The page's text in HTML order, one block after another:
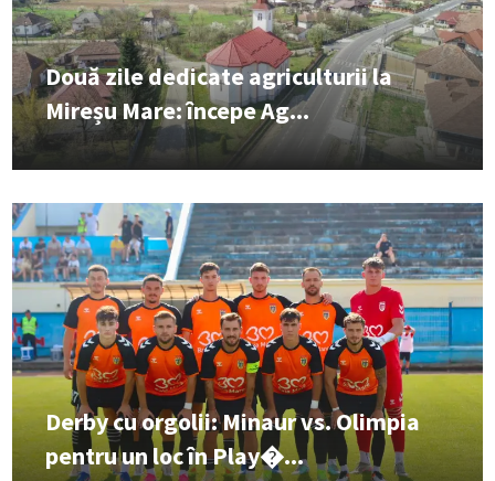
Două zile dedicate agriculturii la
Mireșu Mare: începe Ag...
Derby cu orgolii: Minaur vs. Olimpia
pentru un loc în Play�...